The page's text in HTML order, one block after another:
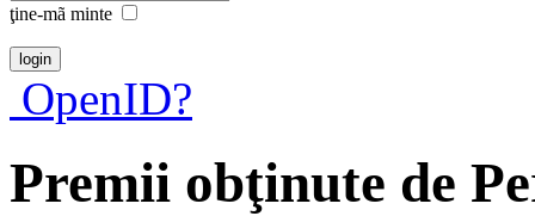
ţine-mã minte
OpenID?
Premii obţinute de